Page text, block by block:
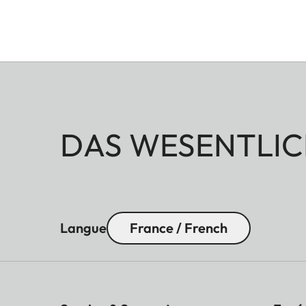
DAS
Langue France / French